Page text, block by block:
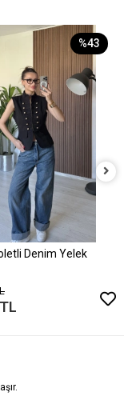
%43
Denim Yelek